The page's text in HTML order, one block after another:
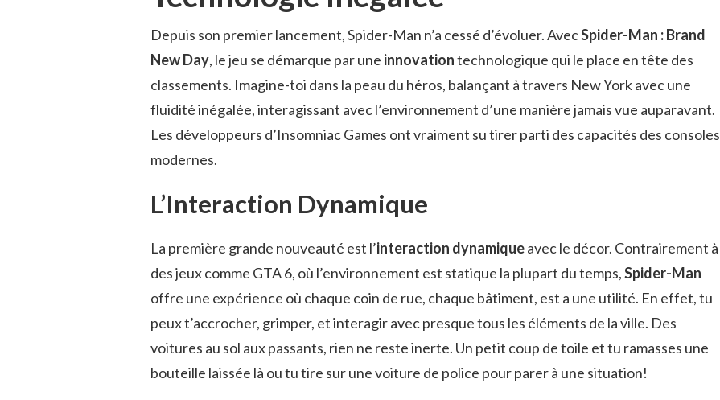
Depuis son premier lancement, Spider-Man n’a cessé d’évoluer. AvecSpider-Man : Brand
New Day, le jeu se démarque par une innovationtechnologique qui le place en tête des
classements. Imagine-toi dans la peau du héros, balançant à travers New York avec une
fluidité inégalée, interagissant avec l’environnement d’une manière jamais vue auparavant.
Les développeurs d’Insomniac Games ont vraiment su tirer parti des capacités des consoles
modernes.
L’Interaction Dynamique
La première grande nouveauté est l’interaction dynamiqueavec le décor. Contrairement à
des jeux comme GTA 6, où l’environnement est statique la plupart du temps,Spider-Man
offre une expérience où chaque coin de rue, chaque bâtiment, est a une utilité. En effet, tu
peux t’accrocher, grimper, et interagir avec presque tous les éléments de la ville. Des
voitures au sol aux passants, rien ne reste inerte. Un petit coup de toile et tu ramasses une
bouteille laissée là ou tu tire sur une voiture de police pour parer à une situation!